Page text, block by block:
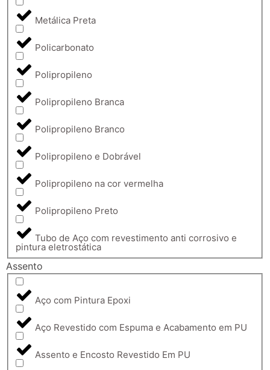
Metálica Preta
Policarbonato
Polipropileno
Polipropileno Branca
Polipropileno Branco
Polipropileno e Dobrável
Polipropileno na cor vermelha
Polipropileno Preto
Tubo de Aço com revestimento anti corrosivo e
pintura eletrostática
Assento
Aço com Pintura Epoxi
Aço Revestido com Espuma e Acabamento em PU
Assento e Encosto Revestido Em PU